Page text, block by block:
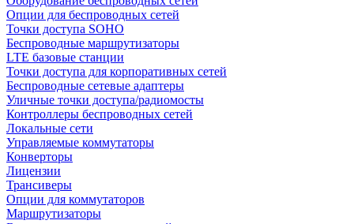
Опции для беспроводных сетей
Точки доступа SOHO
Беспроводные маршрутизаторы
LTE базовые станции
Точки доступа для корпоративных сетей
Беспроводные сетевые адаптеры
Уличные точки доступа/радиомосты
Контроллеры беспроводных сетей
Локальные сети
Управляемые коммутаторы
Конверторы
Лицензии
Трансиверы
Опции для коммутаторов
Маршрутизаторы